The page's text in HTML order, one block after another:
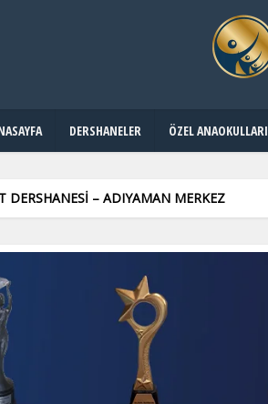
DERSHANELER ÖZEL ANAOKULLARI
DERSHANESİ – ADIYAMAN MERKEZ